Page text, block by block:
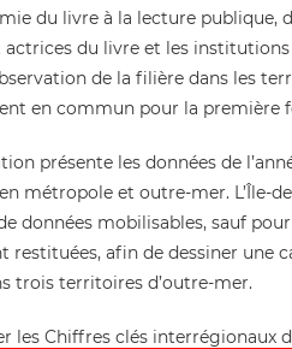
du livre à la lecture
actrices du livre et les
de la filière dans les
en commun pour la première
présente les données de
métropole et outre-mer. L’Île-
données mobilisables, sauf
restituées, afin de dessiner une
trois territoires d’outre-mer.
les Chiffres clés interrégionaux